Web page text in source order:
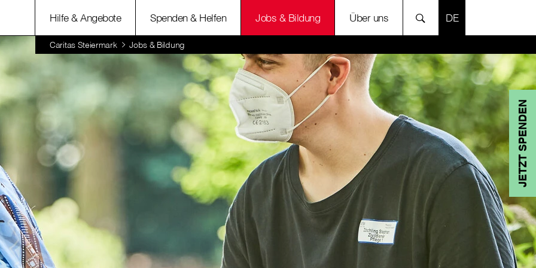
Hilfe & Angebote Spenden & Helfen Jobs & Bildung Über uns SPRACHE
Caritas Steiermark Jobs & Bildung
JETZT SPENDEN